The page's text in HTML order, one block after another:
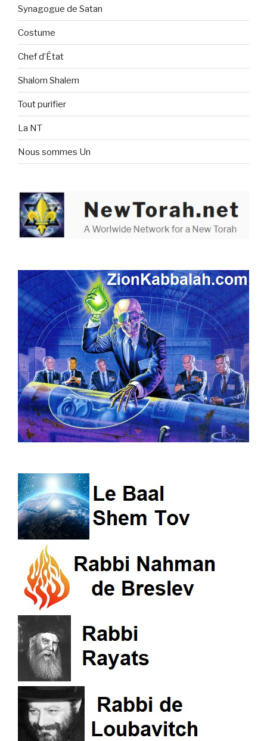
Synagogue de Satan
Costume
Chef d’État
Shalom Shalem
Tout purifier
La NT
Nous sommes Un